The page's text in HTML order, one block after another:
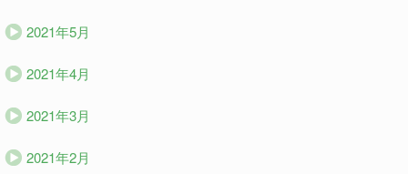
2021年5月
2021年4月
2021年3月
2021年2月